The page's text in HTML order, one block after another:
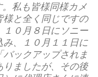
私も皆様同様カメ
様と全く同じですの
１０月８日にソニー
み、１０月１１日に
ックアップされま
りましたが、その後